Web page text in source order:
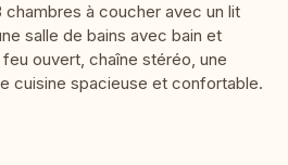
à coucher avec un lit
salle de bains avec bain et
ouvert, chaîne stéréo, une
cuisine spacieuse et confortable.